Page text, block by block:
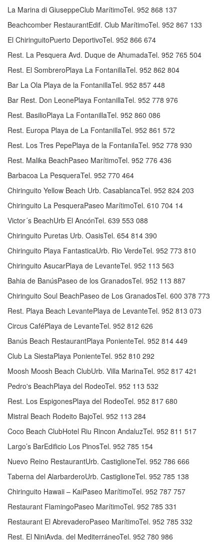
La Marina di GiuseppeClub MarítimoTel. 952 868 137
Beachcomber RestaurantEdif. Club MarítimoTel. 952 867 133
El ChiringuitoPuerto DeportivoTel. 952 866 674
Rest. La Pesquera Avd. Duque de AhumadaTel. 952 765 504
Rest. El SombreroPlaya La FontanillaTel. 952 862 804
Bar La Ola Playa de la FontanillaTel. 952 857 448
Bar Rest. Don LeonePlaya FontanillaTel. 952 778 976
Rest. BasilioPlaya La FontanillaTel. 952 860 086
Rest. Europa Playa de La FontanillaTel. 952 861 572
Rest. Los Tres PepePlaya de la FontanilaTel. 952 778 930
Rest. Malika BeachPaseo MarítimoTel. 952 776 436
Barbacoa La PesqueraTel. 952 770 464
Chiringuito Yellow Beach Urb. CasablancaTel. 952 824 203
Chiringuito La PesqueraPaseo MarítimoTel. 610 704 14
Victor´s BeachUrb El AncónTel. 639 553 088
Chiringuito Puretas Urb. OasisTel. 654 814 390
Chiringuito Playa FantasticaUrb. Rio VerdeTel. 952 773 810
Chiringuito AsucarPlaya de LevanteTel. 952 113 563
Bahia de BanúsPaseo de los GranadosTel. 952 113 887
Chiringuito Soul BeachPaseo de Los GranadosTel. 600 378 773
Rest. Playa Beach LevantePlaya de LevanteTel. 952 813 073
Circus CaféPlaya de LevanteTel. 952 812 626
Banús Beach RestaurantPlaya PonienteTel. 952 814 449
Club La SiestaPlaya PonienteTel. 952 810 292
Moosh Moosh Beach ClubUrb. Villa MarinaTel. 952 817 421
Pedro's BeachPlaya del RodeoTel. 952 113 532
Rest. Los EspigonesPlaya del RodeoTel. 952 817 680
Mistral Beach Rodeito BajoTel. 952 113 284
Coco Beach ClubHotel Riu Rincon AndaluzTel. 952 811 517
Largo’s BarEdificio Los PinosTel. 952 785 154
Nuevo Reino RestaurantUrb. CastiglioneTel. 952 786 666
Taberna del AlarbarderoUrb. CastiglioneTel. 952 785 138
Chiringuito Hawaii – KaiPaseo MarítimoTel. 952 787 757
Restaurant FlamingoPaseo MarítimoTel. 952 785 331
Restaurant El AbrevaderoPaseo MarítimoTel. 952 785 332
Rest. El NiniAvda. del MediterráneoTel. 952 780 986